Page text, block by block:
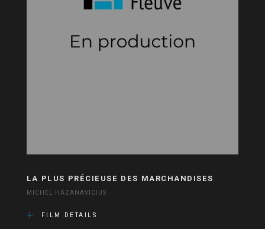
LA PLUS PRÉCIEUSE DES MARCHANDISES
MICHEL HAZANAVICIUS
FILM DETAILS